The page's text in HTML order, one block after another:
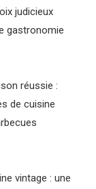
judicieux
gastronomie
réussie :
de cuisine
vintage : une